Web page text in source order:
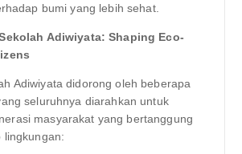
bumi yang lebih sehat.
Adiwiyata: Shaping Eco-
Adiwiyata didorong oleh beberapa
seluruhnya diarahkan untuk
masyarakat yang bertanggung
lingkungan: